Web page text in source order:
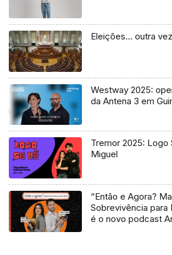
Eleições… outra vez
Westway 2025:
da Antena 3 em
Tremor 2025: Logo
Miguel
“Então e Agora?
Sobrevivência para
é o novo podcast